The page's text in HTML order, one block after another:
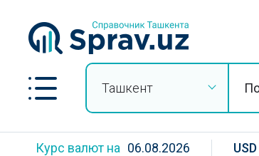
Ташкент
Курс валют на 06.08.2026 USD